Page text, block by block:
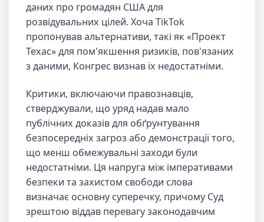
даних про громадян США для
розвідувальних цілей. Хоча TikTok
пропонував альтернативи, такі як «Проект
Техас» для пом'якшення ризиків, пов'язаних
з даними, Конгрес визнав їх недостатніми.
Критики, включаючи правознавців,
стверджували, що уряд надав мало
публічних доказів для обґрунтування
безпосередніх загроз або демонстрації того,
що менш обмежувальні заходи були
недостатніми. Ця напруга між імперативами
безпеки та захистом свободи слова
визначає основну суперечку, причому Суд
зрештою віддав перевагу законодавчим